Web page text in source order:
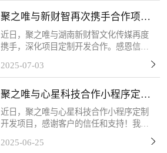
码，消费者扫码后可...
聚之唯与新财智再次携手合作项目
定制开发
近日，聚之唯与湖南新财智文化传媒再度
携手，深化项目定制开发合作。感恩信任
筑长期共赢！关于新财智湖南新财智文化
服务企业。自成立以来...
2025-07-03
聚之唯与心星科技合作小程序定制
开发项目
近日，聚之唯与心星科技合作小程序定制
开发项目，感谢客户的信任和支持！我们
价值」的理念，深度挖掘客户需求，打磨
2025-06-25